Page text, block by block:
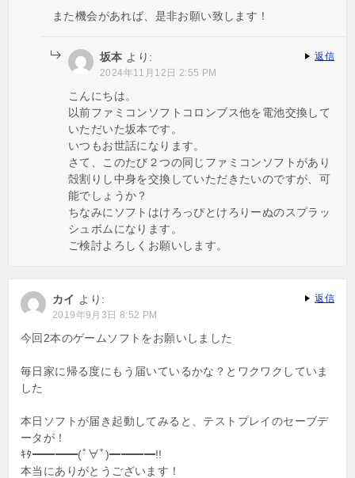
また機会があれば、是非お願い致します！
坂本 より:
2024年11月12日 2:55 PM
こんにちは。
以前ファミコンソフトコロンブス他を電池交換して
いただいた坂本です。
いつもお世話になります。
さて、このたび２つの同じファミコンソフトがあり
殻割りし中身を交換していただきたいのですが、可
能でしょうか？
ちなみにソフトはけろっぴとけろりーぬのスプラッ
シュボムになります。
ご検討よろしくお願いします。
返信
カイ より:
2019年9月3日 8:52 PM
今回2本のゲームソフトをお願いしました
毎日家に帰る度にもう届いているかな？とワクワクしていま
した
本日ソフトが届き起動してみると、テストプレイのセーブデ
ータが！
ｷﾀ━━━━(ﾟ∀ﾟ)━━━━!!
本当にありがとうございます！
返信